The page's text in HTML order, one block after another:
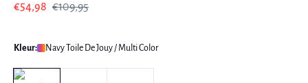
€54,98 €109,95
Kleur: Navy Toile De Jouy / Multi Color